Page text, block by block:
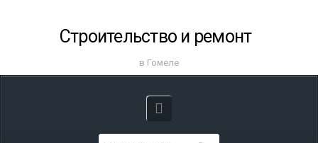
Строительство и ремонт
в Гомеле